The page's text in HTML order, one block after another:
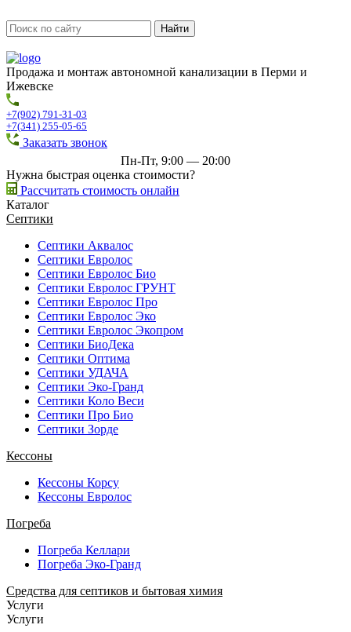
Продажа и монтаж автономной канализации в Перми и
Ижевске
+7(902) 791-31-03
+7(341) 255-05-65
Заказать звонок
Пн-Пт, 9:00 — 20:00
Нужна быстрая оценка стоимости?
Рассчитать стоимость онлайн
Каталог
Септики
Септики Аквалос
Септики Евролос
Септики Евролос Био
Септики Евролос ГРУНТ
Септики Евролос Про
Септики Евролос Эко
Септики Евролос Экопром
Септики БиоДека
Септики Оптима
Септики УДАЧА
Септики Эко-Гранд
Септики Коло Веси
Септики Про Био
Септики Зорде
Кессоны
Кессоны Корсу
Кессоны Евролос
Погреба
Погреба Келлари
Погреба Эко-Гранд
Средства для септиков и бытовая химия
Услуги
Услуги